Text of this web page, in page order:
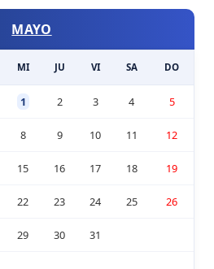
MAYO
MI JU VI SA DO
1 2 3 4 5
8 9 10 11 12
15 16 17 18 19
22 23 24 25 26
29 30 31